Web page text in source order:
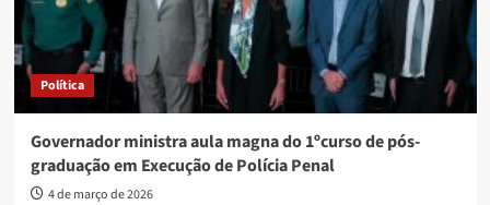
Política
Governador ministra aula magna do 1ºcurso de pós-
graduação em Execução de Polícia Penal
4 de março de 2026